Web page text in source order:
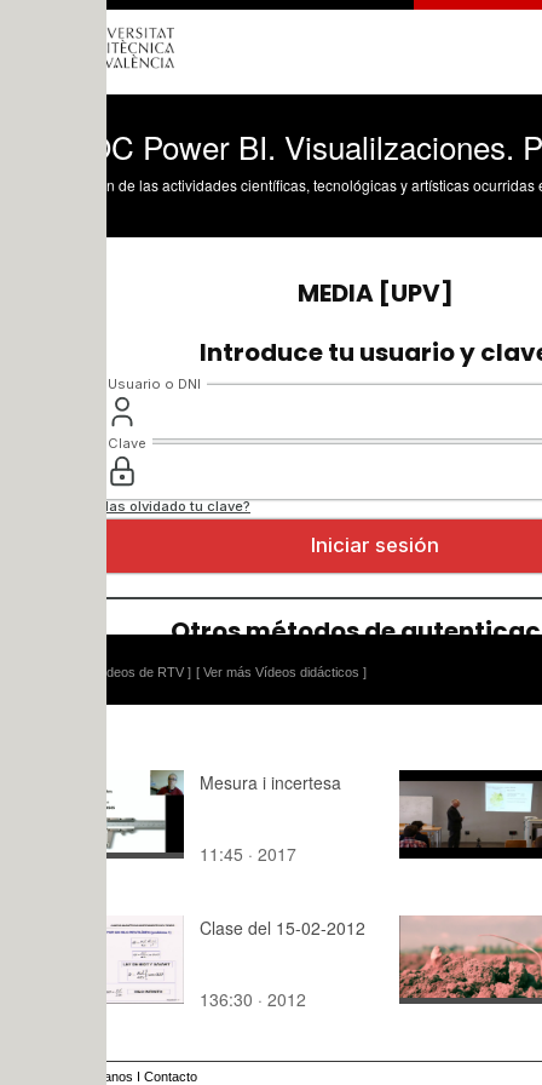
Power BI. Visualilzaciones. Panel
de las actividades científicas, tecnológicas y artísticas ocurridas en los tres
[ Ver más Vídeos didácticos ]
Mesura i incertesa
11:45 · 2017
Vivir y
Alemania
51:34 ·
Clase del 15-02-2012
136:30 · 2012
Spot
Cebolla
0:15 · 2021